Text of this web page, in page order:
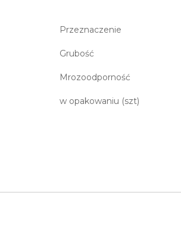
Przeznaczenie
Grubość
Mrozoodporność
w opakowaniu (szt)